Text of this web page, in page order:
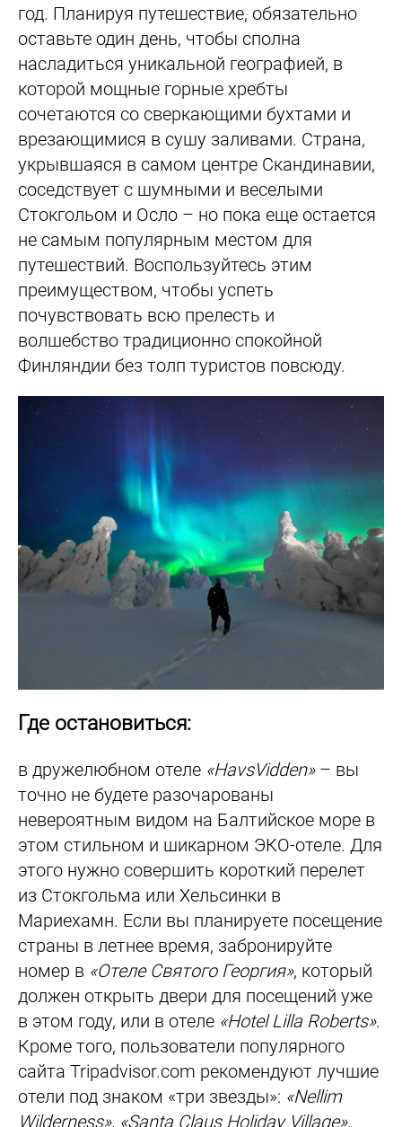
год. Планируя путешествие, обязательно
оставьте один день, чтобы сполна
насладиться уникальной географией, в
которой мощные горные хребты
сочетаются со сверкающими бухтами и
врезающимися в сушу заливами. Страна,
укрывшаяся в самом центре Скандинавии,
соседствует с шумными и веселыми
Стокгольом и Осло – но пока еще остается
не самым популярным местом для
путешествий. Воспользуйтесь этим
преимуществом, чтобы успеть
почувствовать всю прелесть и
волшебство традиционно спокойной
Финляндии без толп туристов повсюду.
Где остановиться:
в дружелюбном отеле «HavsVidden»– вы
точно не будете разочарованы
невероятным видом на Балтийское море в
этом стильном и шикарном ЭКО-отеле. Для
этого нужно совершить короткий перелет
из Стокгольма или Хельсинки в
Мариехамн. Если вы планируете посещение
страны в летнее время, забронируйте
номер в «Отеле Святого Георгия», который
должен открыть двери для посещений уже
в этом году, или в отеле «Hotel Lilla Roberts».
Кроме того, пользователи популярного
сайта Tripadvisor.com рекомендуют лучшие
отели под знаком «три звезды»: «Nellim
Wilderness», «Santa Claus Holiday Village»,